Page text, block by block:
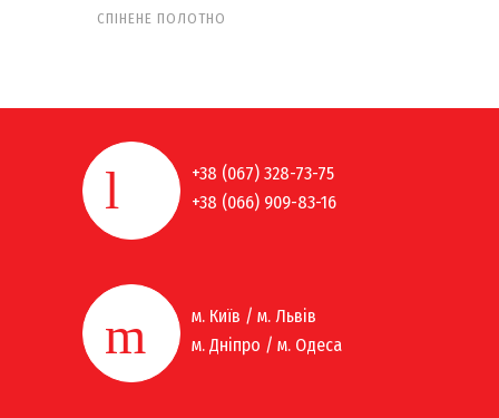
СПІНЕНЕ ПОЛОТНО
+38 (067) 328-73-75
+38 (066) 909-83-16
м. Київ / м. Львів
м. Дніпро / м. Одеса